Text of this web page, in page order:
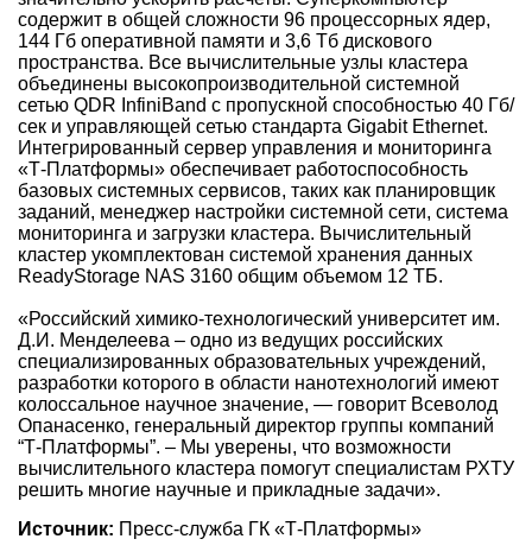
содержит в общей сложности 96 процессорных ядер,
144 Гб оперативной памяти и 3,6 Тб дискового
пространства. Все вычислительные узлы кластера
объединены высокопроизводительной системной
сетью QDR InfiniBand с пропускной способностью 40 Гб/
сек и управляющей сетью стандарта Gigabit Ethernet.
Интегрированный сервер управления и мониторинга
«Т-Платформы» обеспечивает работоспособность
базовых системных сервисов, таких как планировщик
заданий, менеджер настройки системной сети, система
мониторинга и загрузки кластера. Вычислительный
кластер укомплектован системой хранения данных
ReadyStorage NAS 3160 общим объемом 12 ТБ.
«Российский химико-технологический университет им.
Д.И. Менделеева – одно из ведущих российских
специализированных образовательных учреждений,
разработки которого в области нанотехнологий имеют
колоссальное научное значение, — говорит Всеволод
Опанасенко, генеральный директор группы компаний
“Т-Платформы”. – Мы уверены, что возможности
вычислительного кластера помогут специалистам РХТУ
решить многие научные и прикладные задачи».
Источник: Пресс-служба ГК «Т-Платформы»